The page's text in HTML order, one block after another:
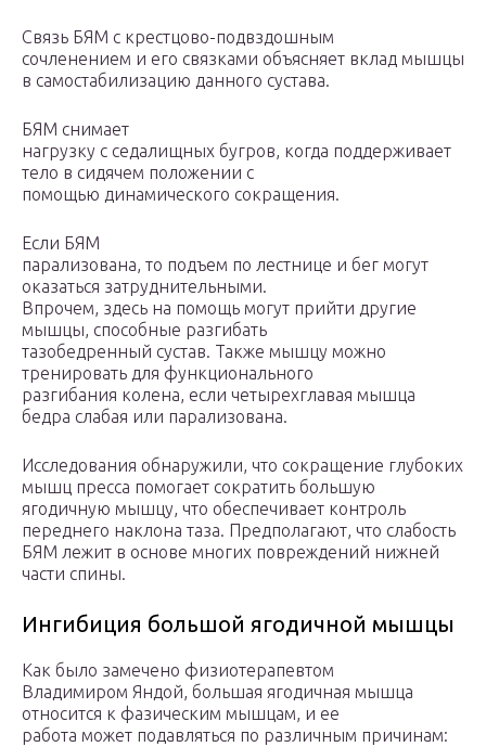
Связь БЯМ с крестцово-подвздошным
сочленением и его связками объясняет вклад мышцы
в самостабилизацию данного сустава.
БЯМ снимает
нагрузку с седалищных бугров, когда поддерживает
тело в сидячем положении с
помощью динамического сокращения.
Если БЯМ
парализована, то подъем по лестнице и бег могут
оказаться затруднительными.
Впрочем, здесь на помощь могут прийти другие
мышцы, способные разгибать
тазобедренный сустав. Также мышцу можно
тренировать для функционального
разгибания колена, если четырехглавая мышца
бедра слабая или парализована.
Исследования обнаружили, что сокращение глубоких
мышц пресса помогает сократить большую
ягодичную мышцу, что обеспечивает контроль
переднего наклона таза. Предполагают, что слабость
БЯМ лежит в основе многих повреждений нижней
части спины.
Ингибиция большой ягодичной мышцы
Как было замечено физиотерапевтом
Владимиром Яндой, большая ягодичная мышца
относится к фазическим мышцам, и ее
работа может подавляться по различным причинам: